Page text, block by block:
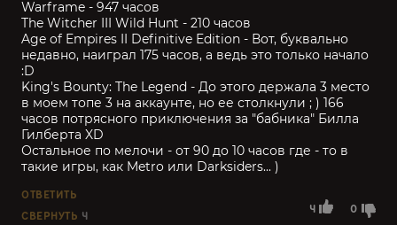
4 0
Warframe - 947 часов
The Witcher III Wild Hunt - 210 часов
Age of Empires II Definitive Edition - Вот, буквально
недавно, наиграл 175 часов, а ведь это только начало
:D
King's Bounty: The Legend - До этого держала 3 место
в моем топе 3 на аккаунте, но ее столкнули ; ) 166
часов потрясного приключения за "бабника" Билла
Гилберта XD
Остальное по мелочи - от 90 до 10 часов где - то в
такие игры, как Metro или Darksiders... )
ОТВЕТИТЬ
СВЕРНУТЬ 4